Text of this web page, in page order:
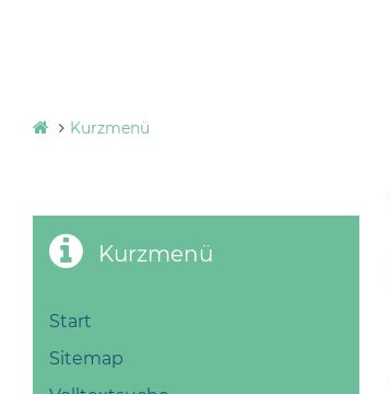
Kurzmenü
Kurzmenü
Start
Sitemap